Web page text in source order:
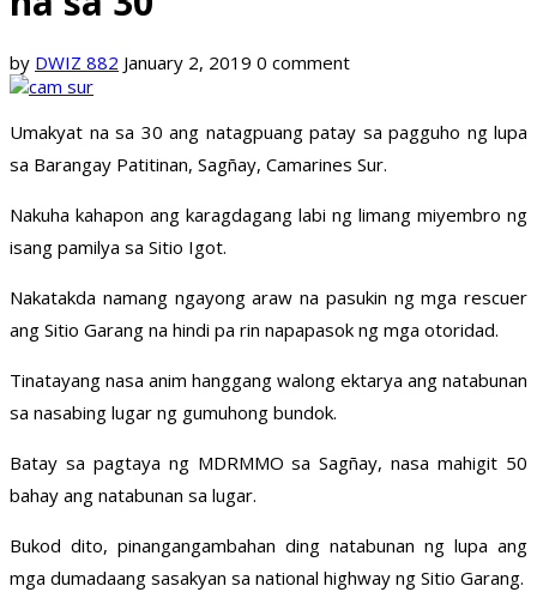
by DWIZ 882 January 2, 2019 0 comment
Umakyat na sa 30 ang natagpuang patay sa pagguho ng lupa
sa Barangay Patitinan, Sagñay, Camarines Sur.
Nakuha kahapon ang karagdagang labi ng limang miyembro ng
isang pamilya sa Sitio Igot.
Nakatakda namang ngayong araw na pasukin ng mga rescuer
ang Sitio Garang na hindi pa rin napapasok ng mga otoridad.
Tinatayang nasa anim hanggang walong ektarya ang natabunan
sa nasabing lugar ng gumuhong bundok.
Batay sa pagtaya ng MDRMMO sa Sagñay, nasa mahigit 50
bahay ang natabunan sa lugar.
Bukod dito, pinangangambahan ding natabunan ng lupa ang
mga dumadaang sasakyan sa national highway ng Sitio Garang.